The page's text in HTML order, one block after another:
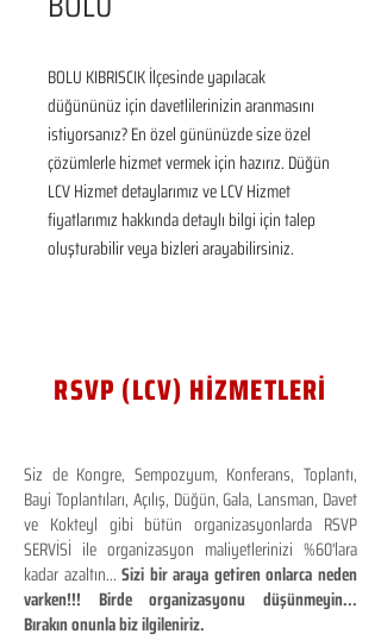
BOLU KIBRISCIK İlçesinde yapılacak
düğününüz için davetlilerinizin aranmasını
istiyorsanız? En özel gününüzde size özel
çözümlerle hizmet vermek için hazırız. Düğün
LCV Hizmet detaylarımız ve LCV Hizmet
fiyatlarımız hakkında detaylı bilgi için talep
oluşturabilir veya bizleri arayabilirsiniz.
RSVP (LCV) HİZMETLERİ
Siz de Kongre, Sempozyum, Konferans, Toplantı,
Bayi Toplantıları, Açılış, Düğün, Gala, Lansman, Davet
ve Kokteyl gibi bütün organizasyonlarda RSVP
SERVİSİ ile organizasyon maliyetlerinizi %60'lara
kadar azaltın...Sizi bir araya getiren onlarca neden
varken!!! Birde organizasyonu düşünmeyin...
Bırakın onunla biz ilgileniriz.